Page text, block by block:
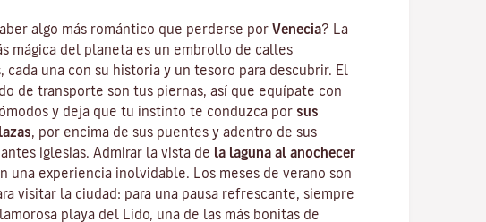
algo más romántico que perderse por Venecia? La
mágica del planeta es un embrollo de calles
cada una con su historia y un tesoro para descubrir. El
de transporte son tus piernas, así que equípate con
y deja que tu instinto te conduzca por sus
, por encima de sus puentes y adentro de sus
iglesias. Admirar la vista de
la laguna al anochecer
una experiencia inolvidable. Los meses de verano son
visitar la ciudad: para una pausa refrescante, siempre
playa del Lido , una de las más bonitas de